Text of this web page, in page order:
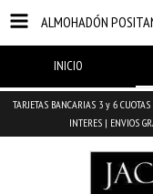
ALMOHADÓN
INICIO
TARJETAS BANCARIAS 3 y 6
INTERES | ENVIOS